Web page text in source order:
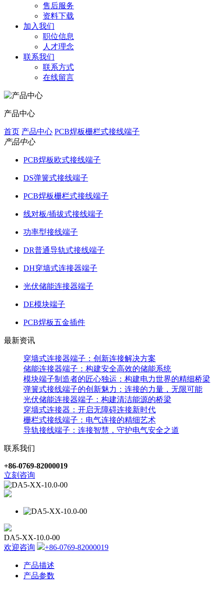
售后服务
资料下载
加入我们
职位信息
人才理念
联系我们
联系方式
在线留言
产品中心
首页 产品中心 PCB焊板栅栏式接线端子
产品中心
PCB焊板欧式接线端子
DS弹簧式接线端子
PCB焊板栅栏式接线端子
线对板/插拔式接线端子
功率型接线端子
DR普通导轨式接线端子
DH穿墙式连接器端子
光伏储能连接器端子
DE模块端子
PCB焊板五金插件
最新资讯
穿墙式连接器端子：创新连接解决方案
储能连接器端子：构建安全高效的储能系统
模块端子制造者的匠心独运：构建电力世界的精细桥梁
弹簧式接线端子的创新魅力：连接的力量，无限可能
光伏储能连接器端子：构建清洁能源的桥梁
穿墙式连接器：开启无障碍连接新时代
栅栏式接线端子：电气连接的精细艺术
导轨接线端子：连接智慧，守护电气安全之道
联系我们
+86-0769-82000019
立刻咨询
DA5-XX-10.0-00
欢迎咨询
+86-0769-82000019
产品描述
产品参数